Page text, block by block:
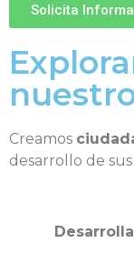
Solicita
Creamos
desarrollo de